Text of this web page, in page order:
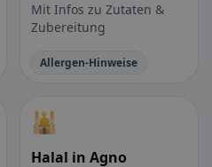
Mit Infos zu Zutaten &
Zubereitung
Allergen-Hinweise
🕌
Halal in Agno